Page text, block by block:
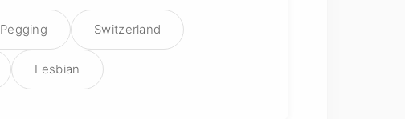
Pegging Switzerland
Lesbian